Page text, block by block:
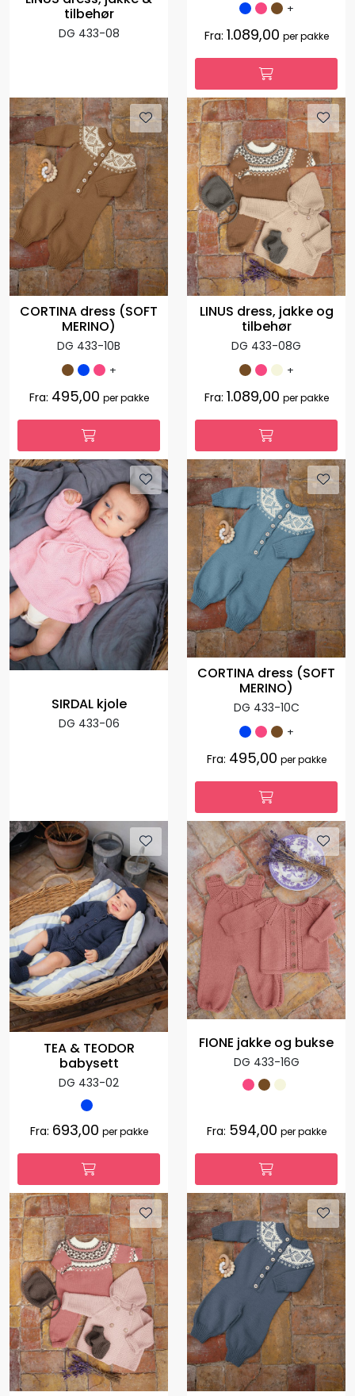
tilbehør
DG 433-08
+
Fra: 1.089,00 per pakke
CORTINA dress (SOFT
MERINO)
DG 433-10B
+
Fra: 495,00 per pakke
LINUS dress, jakke og
tilbehør
DG 433-08G
+
Fra: 1.089,00 per pakke
SIRDAL kjole
DG 433-06
CORTINA dress (SOFT
MERINO)
DG 433-10C
+
Fra: 495,00 per pakke
TEA & TEODOR
babysett
DG 433-02
Fra: 693,00 per pakke
FIONE jakke og bukse
DG 433-16G
Fra: 594,00 per pakke